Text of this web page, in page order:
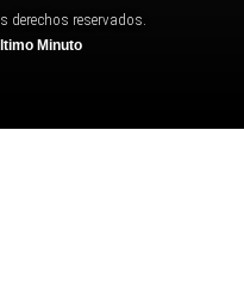
derechos reservados.
Minuto